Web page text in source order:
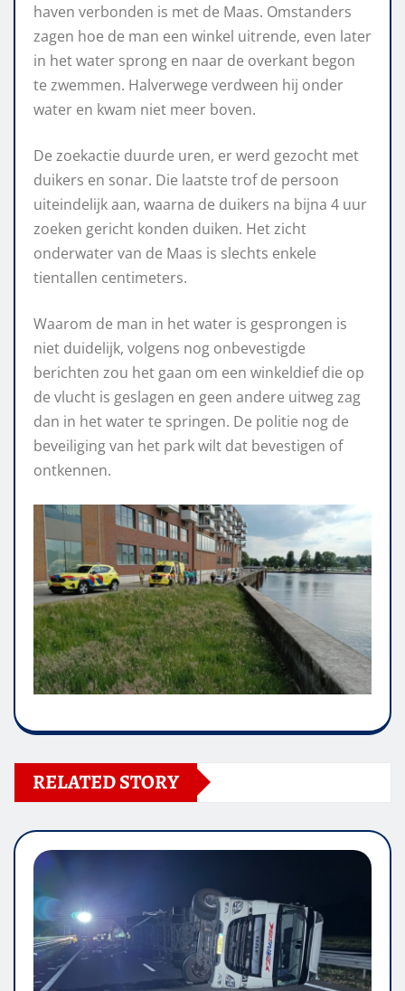
haven verbonden is met de Maas. Omstanders
zagen hoe de man een winkel uitrende, even later
in het water sprong en naar de overkant begon
te zwemmen. Halverwege verdween hij onder
water en kwam niet meer boven.
De zoekactie duurde uren, er werd gezocht met
duikers en sonar. Die laatste trof de persoon
uiteindelijk aan, waarna de duikers na bijna 4 uur
zoeken gericht konden duiken. Het zicht
onderwater van de Maas is slechts enkele
tientallen centimeters.
Waarom de man in het water is gesprongen is
niet duidelijk, volgens nog onbevestigde
berichten zou het gaan om een winkeldief die op
de vlucht is geslagen en geen andere uitweg zag
dan in het water te springen. De politie nog de
beveiliging van het park wilt dat bevestigen of
ontkennen.
RELATED STORY